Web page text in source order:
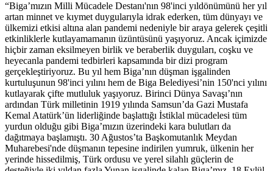
“Biga’mızın Milli Mücadele Destanı'nın 98'inci yıldönümünü her yıl
artan minnet ve kıymet duygularıyla idrak ederken, tüm dünyayı ve
ülkemizi etkisi altına alan pandemi nedeniyle bir araya gelerek çeşitli
etkinliklerle kutlayamamanın üzüntüsünü yaşıyoruz. Ancak içimizde
hiçbir zaman eksilmeyen birlik ve beraberlik duyguları, coşku ve
heyecanla pandemi tedbirleri kapsamında bir dizi program
gerçekleştiriyoruz. Bu yıl hem Biga’nın düşman işgalinden
kurtuluşunun 98'inci yılını hem de Biga Belediyesi’nin 150'nci yılını
kutlayarak çifte mutluluk yaşıyoruz. Birinci Dünya Savaşı’nın
ardından Türk milletinin 1919 yılında Samsun’da Gazi Mustafa
Kemal Atatürk’ün liderliğinde başlattığı İstiklal mücadelesi tüm
yurdun olduğu gibi Biga’mızın üzerindeki kara bulutları da
dağıtmaya başlamıştı. 30 Ağustos’ta Başkomutanlık Meydan
Muharebesi'nde düşmanın tepesine indirilen yumruk, ülkenin her
yerinde hissedilmiş, Türk ordusu ve yerel silahlı güçlerin de